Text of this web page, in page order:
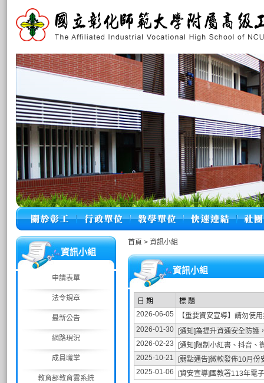
資訊小組
申請表單
法令規章
最新公告
網路現況
成員職掌
教育部教育雲系統
首頁 > 資訊小組
資訊小組
日 期
標 題
2026-06-05
【重要資安宣導】請勿使
2026-01-30
[通知]為提升資通安全防護
2026-02-23
[通知]限制小紅書、抖音、
2025-10-21
[弱點通告]微軟發佈10月
2025-01-06
[資安宣導]國教署113年電